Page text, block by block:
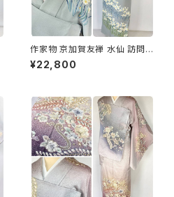
作家物 京加賀友禅 水仙 訪問着
正絹 袷 浅葱鼠 青緑 グレー 白
1157
¥22,800